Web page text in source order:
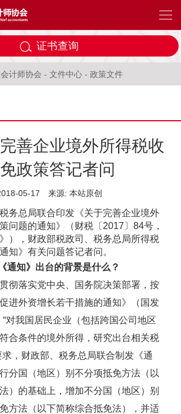
证书查询
计师协会 - 文件中心 - 政策文件
善企业境外所得税收
政策答记者问
05-17 来源: 本站原创
务总局联合印发《关于完善企业境外
问题的通知》（财税〔2017〕84号，
），财政部税政司、税务总局所得税
知》有关问题答记者问。
通知》出台的背景是什么？
落实党中央、国务院决策部署，按
进外资增长若干措施的通知》（国发
“对我国居民企业（包括跨国公司地区
合条件的境外所得，研究出台相关税
求，财政部、税务总局联合制发《通
分国（地区）别不分项抵免方法（以
）的基础上，增加不分国（地区）别
方法（以下简称综合抵免法），并适